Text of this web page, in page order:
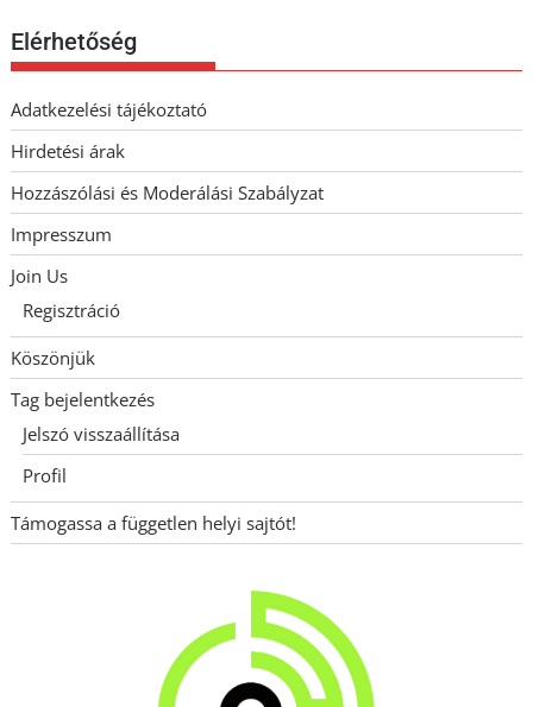
Elérhetőség
Adatkezelési tájékoztató
Hirdetési árak
Hozzászólási és Moderálási Szabályzat
Impresszum
Join Us
Regisztráció
Köszönjük
Tag bejelentkezés
Jelszó visszaállítása
Profil
Támogassa a független helyi sajtót!